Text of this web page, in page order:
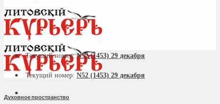
Текущий номер:N52 (1453) 29 декабря
Текущий номер: N52 (1453) 29 декабря
Духовное пространство